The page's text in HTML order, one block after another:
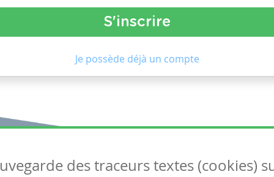
Je possède déjà un compte
Articlesdes traceurs textes (cookies)